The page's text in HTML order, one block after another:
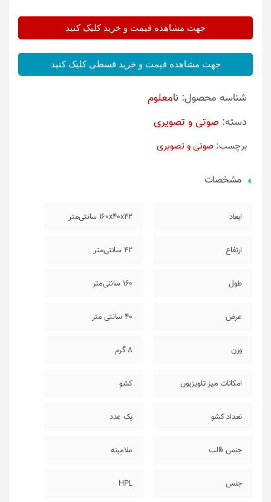
جهت مشاهده قیمت و خرید کلیک کنید
جهت مشاهده قیمت و خرید قسطی کلیک کنید
شناسه محصول: نامعلوم
دسته: صوتی و تصویری
برچسب: صوتی و تصویری
مشخصات
ابعاد 160x40x42 سانتی‌متر
ارتفاع 42 سانتی‌متر
طول 160 سانتی‌متر
عرض 40 سانتی متر
وزن 8 گرم
امکانات میز تلویزیون کشو
تعداد کشو یک عدد
جنس قالب ملامینه
جنس HPL